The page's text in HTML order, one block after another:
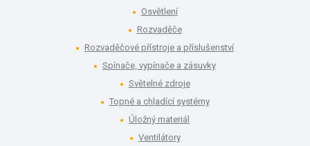
Osvětlení
Rozvaděče
Rozvaděčové přístroje a příslušenství
Spínače, vypínače a zásuvky
Světelné zdroje
Topné a chladící systémy
Úložný materiál
Ventilátory